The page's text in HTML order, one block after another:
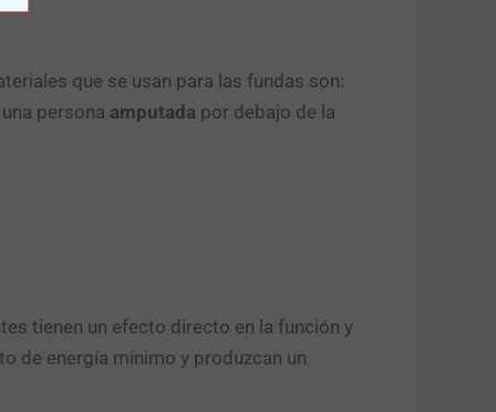
que se usan para las fundas son:
persona amputada por debajo de la
tienen un efecto directo en la función y
de energía mínimo y produzcan un